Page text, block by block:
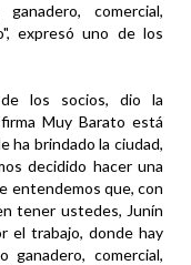
comercial,
expresó uno de los
los socios, dio la
Muy Barato está
ha brindado la ciudad,
decidido hacer una
entendemos que, con
tener ustedes, Junín
el trabajo, donde hay
ganadero, comercial,